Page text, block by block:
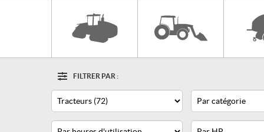
FILTRER PAR :
Filtre